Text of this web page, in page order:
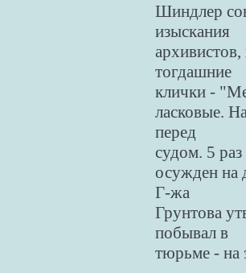
Шиндлер
изыскания
тогдашние
клички -
ласковые.
перед
судом. 5
осужден на
Г-жа
Грунтова
побывал в
тюрьме - на